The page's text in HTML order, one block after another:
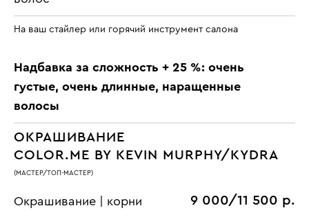
На ваш стайлер или горячий инструмент салона
Надбавка за сложность + 25 %: очень
густые, очень длинные, наращенные
волосы
ОКРАШИВАНИЕ
COLOR.ME BY KEVIN MURPHY/KYDRA
(МАСТЕР/ТОП-МАСТЕР)
Окрашивание | корни 9 000/11 500 р.